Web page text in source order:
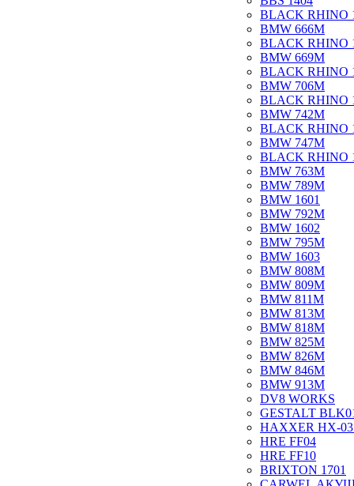
BLACK RHINO
BMW 666M
BLACK RHINO
BMW 669M
BLACK RHINO
BMW 706M
BLACK RHINO
BMW 742M
BLACK RHINO
BMW 747M
BLACK RHINO
BMW 763M
BMW 789M
BMW 1601
BMW 792M
BMW 1602
BMW 795M
BMW 1603
BMW 808M
BMW 809M
BMW 811M
BMW 813M
BMW 818M
BMW 825M
BMW 826M
BMW 846M
BMW 913M
DV8 WORKS
GESTALT
HAXXER HX-
HRE FF04
HRE FF10
BRIXTON 1701